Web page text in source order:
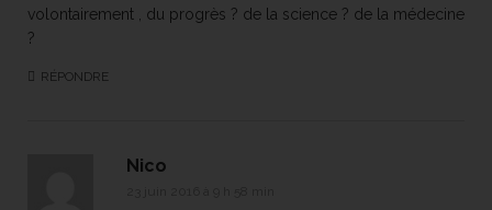
volontairement , du progrès ? de la science ? de la médecine
?
RÉPONDRE
Nico